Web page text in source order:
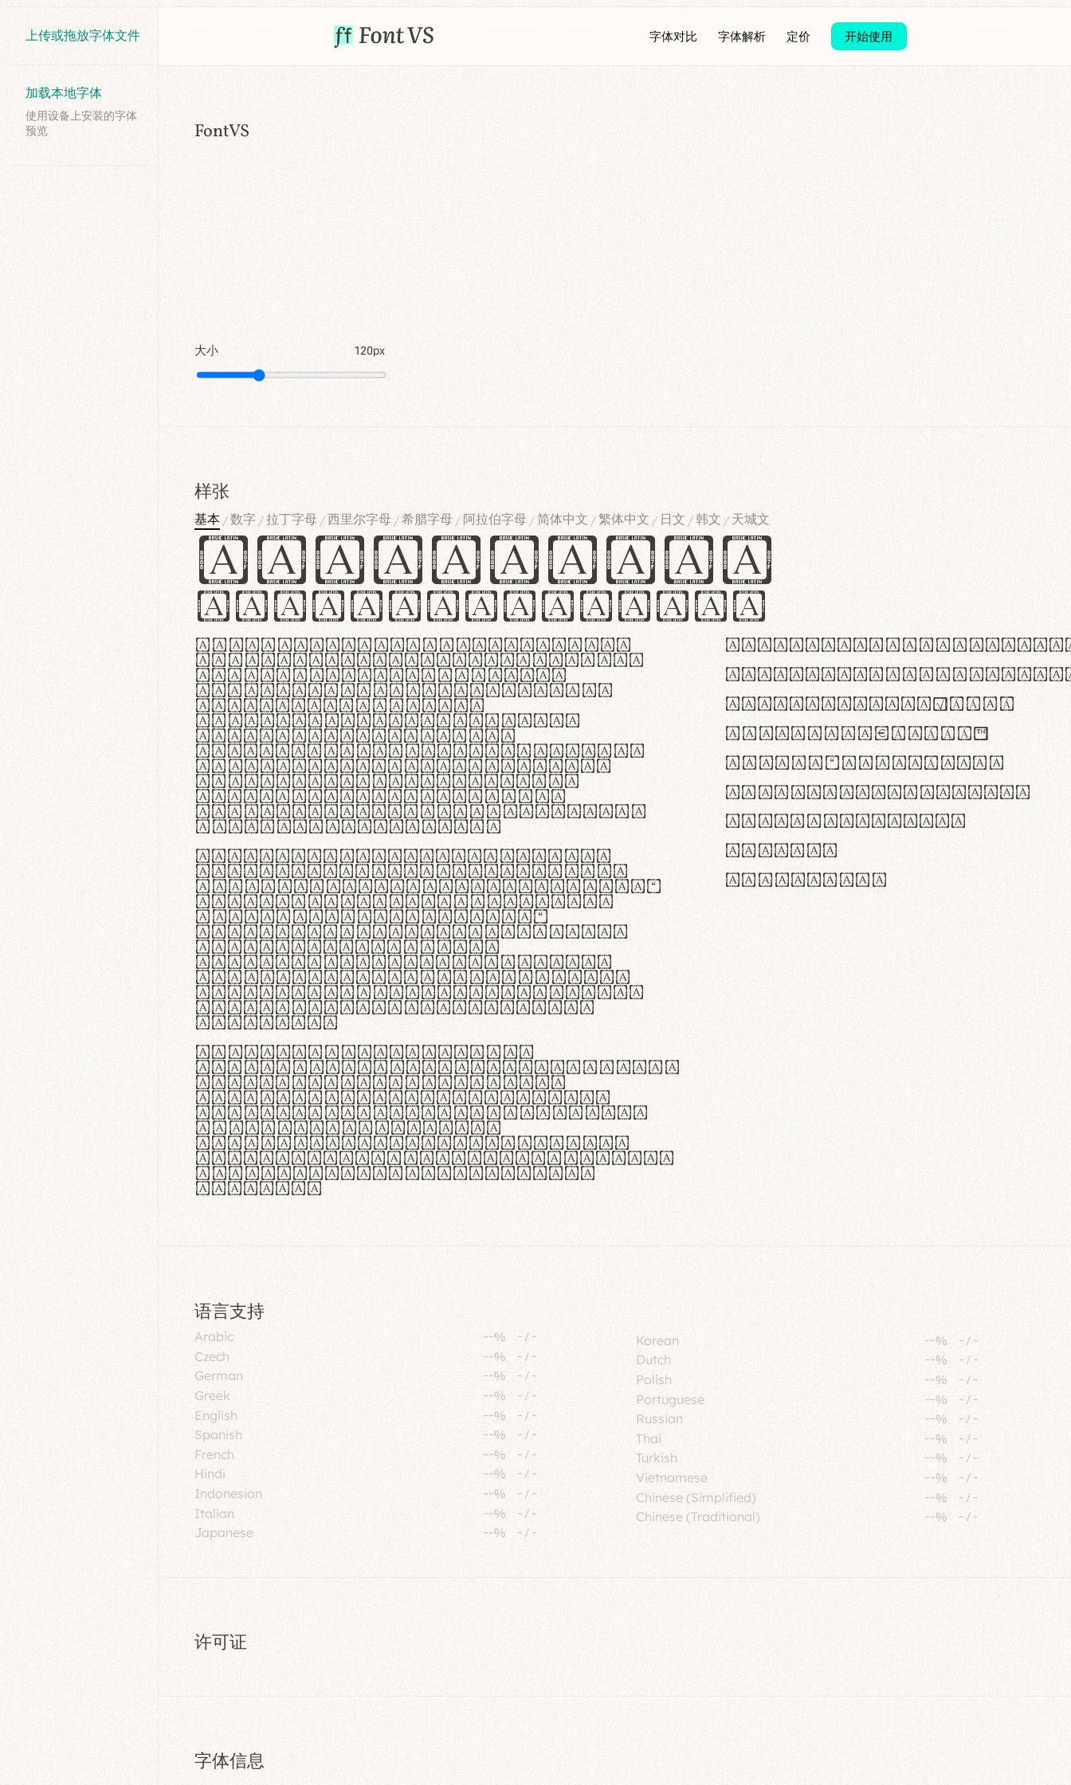
上传或拖放字体文件
加载本地字体
使用设备上安装的字体
预览
字体对比 字体解析 定价 开始使用
FontVS
大小 120px
样张
基本 /数字 /拉丁字母 /西里尔字母 /希腊字母 / 阿拉伯字母 /简体中文 /繁体中文 / 日文 /韩文 / 天城文
Handgloves
Hamburgefontsiv
Lorem ipsum dolor sit amet,
consectetur adipiscing elit.
Handgloves ergonomia et
proteccio manus praestant,
texturae molles et
flexibilitas singulares.
Suspendisse potenti.
Vestibulum ante ipsum primis
in faucibus orci luctus et
ultrices posuere cubilia
curae; Praesent commodo
hendrerit diam, non vehicula
justo interdum vel.
Quisque nec purus lacinia,
fabrica gantuum artisanalis
meminit, ubi materia selecta—
sicut lana merino, butyrum
nappa, vel synthetics—
praecisione assuuntur. Duis
aute irure dolor in
reprehenderit in voluptate
velit esse cillum dolore eu
fugiat nulla pariatur. Fusce
id velit ut lectus varius
faucibus.
In thermoregulatione,
handgloves microfibra innovans
aut insulatione polaris
utuntur. Curabitur pretium
tincidunt lacus, non laoreet
lorem tempor vitae.
Pellentesque habitant morbi
tristique senectus et netus et
malesuada fames ac turpis
egestas.
#0123456789%+−×÷=±
<>()[]{}|€£$¥©®™
,.!?:;…~^*'"°&@/\
rn m cl d cj g vv w
Il1 Oo0 dbqp 8B
CO eoca
fontvs.com
语言支持
Arabic --% - / -
Czech
--% - / -
German
--% - / -
Greek
--% - /-
English
--% - / -
Spanish
--% -/ -
French
--% -/ -
Hindi
--% - / -
Indonesian
--% - / -
Italian
--% - / -
Japanese
--% - / -
Korean --% - / -
Dutch
--% - / -
Polish
--% - / -
Portuguese
--% - / -
Russian
--% -/ -
Thai
--% - / -
Turkish
--% - / -
Vietnamese
--% - / -
Chinese (Simplified)
--% - / -
Chinese (Traditional)
--% - / -
许可证
字体信息